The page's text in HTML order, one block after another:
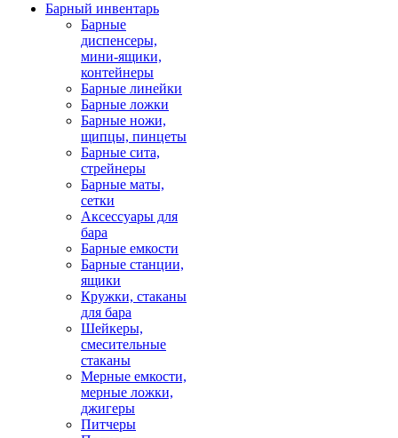
Барный инвентарь
Барные
диспенсеры,
мини-ящики,
контейнеры
Барные линейки
Барные ложки
Барные ножи,
щипцы, пинцеты
Барные сита,
стрейнеры
Барные маты,
сетки
Аксессуары для
бара
Барные емкости
Барные станции,
ящики
Кружки, стаканы
для бара
Шейкеры,
смесительные
стаканы
Мерные емкости,
мерные ложки,
джигеры
Питчеры